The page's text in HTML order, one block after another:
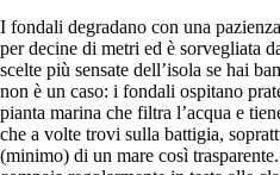
I fondali degradano con una
per decine di metri ed è sorvegliata
scelte più sensate dell’isola se hai
non è un caso: i fondali ospitano
pianta marina che filtra l’acqua e
che a volte trovi sulla battigia,
(minimo) di un mare così